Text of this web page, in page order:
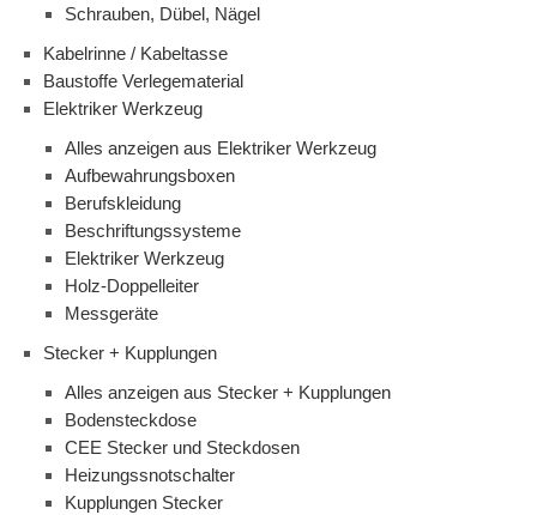
Schrauben, Dübel, Nägel
Kabelrinne / Kabeltasse
Baustoffe Verlegematerial
Elektriker Werkzeug
Alles anzeigen aus Elektriker Werkzeug
Aufbewahrungsboxen
Berufskleidung
Beschriftungssysteme
Elektriker Werkzeug
Holz-Doppelleiter
Messgeräte
Stecker + Kupplungen
Alles anzeigen aus Stecker + Kupplungen
Bodensteckdose
CEE Stecker und Steckdosen
Heizungssnotschalter
Kupplungen Stecker